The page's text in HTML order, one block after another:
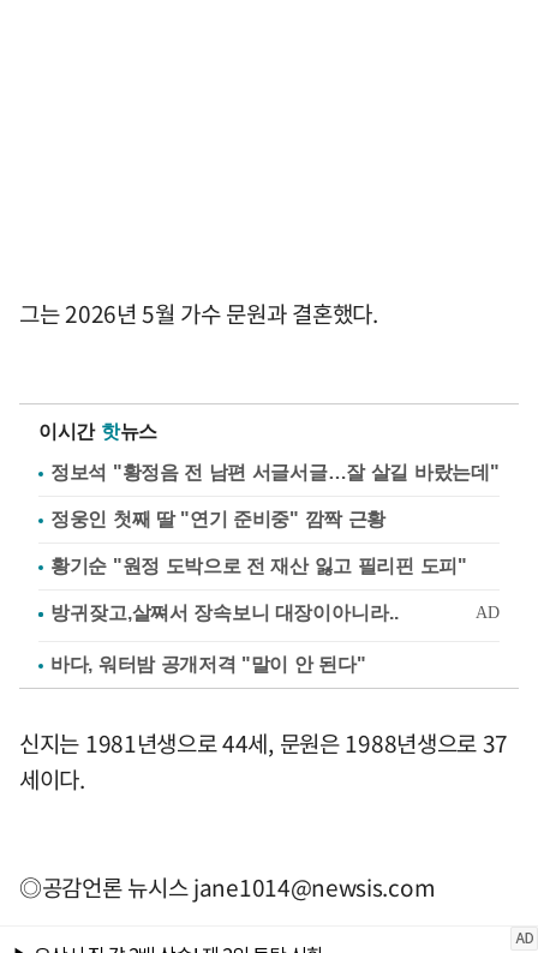
그는 2026년 5월 가수 문원과 결혼했다.
이시간 핫뉴스
정보석 "황정음 전 남편 서글서글…잘 살길 바랐는데"
정웅인 첫째 딸 "연기 준비중" 깜짝 근황
황기순 "원정 도박으로 전 재산 잃고 필리핀 도피"
바다, 워터밤 공개저격 "말이 안 된다"
신지는 1981년생으로 44세, 문원은 1988년생으로 37
세이다.
◎공감언론 뉴시스jane1014@newsis.com